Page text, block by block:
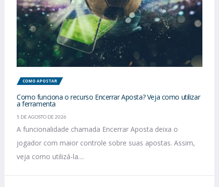
COMO APOSTAR
Como funciona o recurso Encerrar Aposta? Veja como utilizar
a ferramenta
5 DE AGOSTO DE 2026
A funcionalidade chamada Encerrar Aposta deixa o
jogador com maior controle sobre suas apostas. Assim,
veja como utilizá-la....